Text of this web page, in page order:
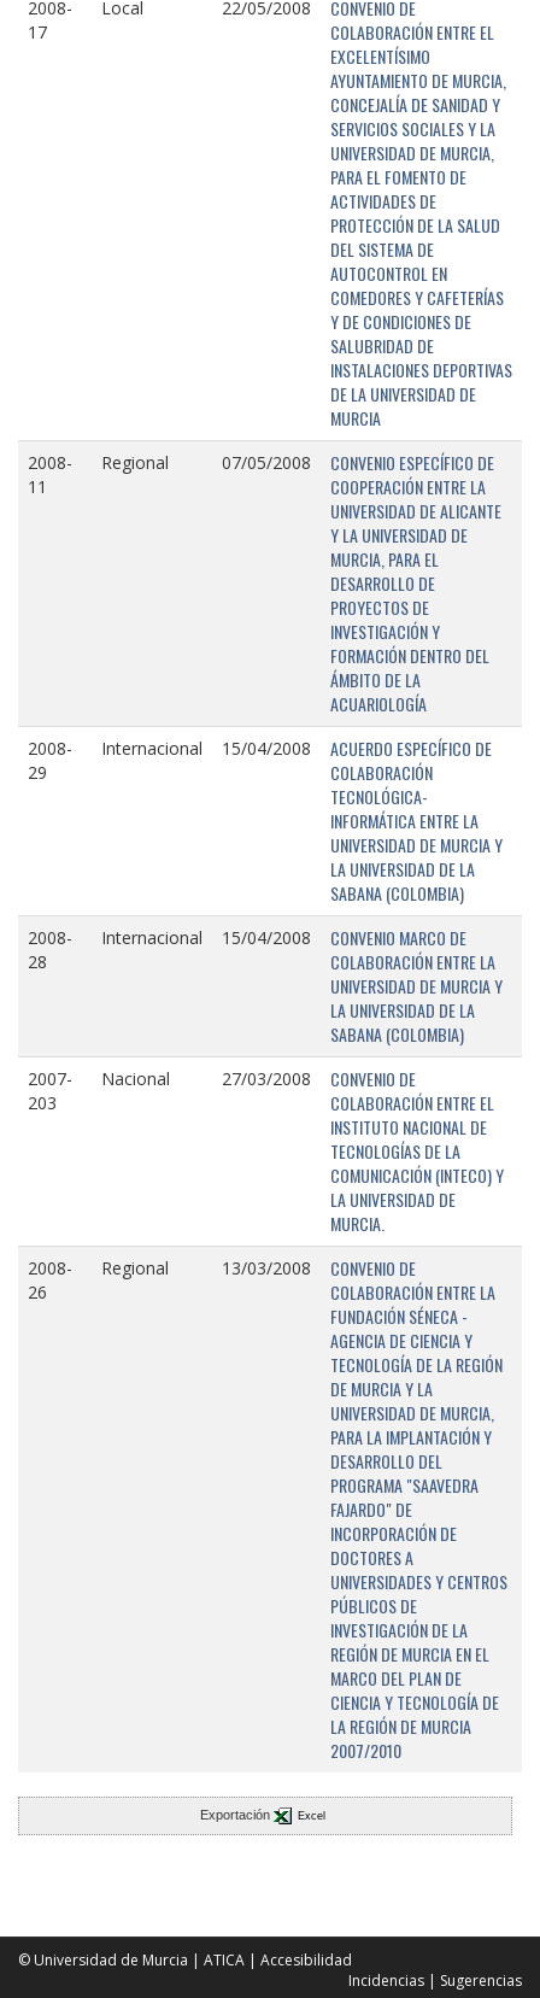
2008-
17
Local 22/05/2008
CONVENIO DE
COLABORACIÓN ENTRE EL
EXCELENTÍSIMO
AYUNTAMIENTO DE MURCIA,
CONCEJALÍA DE SANIDAD Y
SERVICIOS SOCIALES Y LA
UNIVERSIDAD DE MURCIA,
PARA EL FOMENTO DE
ACTIVIDADES DE
PROTECCIÓN DE LA SALUD
DEL SISTEMA DE
AUTOCONTROL EN
COMEDORES Y CAFETERÍAS
Y DE CONDICIONES DE
SALUBRIDAD DE
INSTALACIONES DEPORTIVAS
DE LA UNIVERSIDAD DE
MURCIA
2008-
11
Regional 07/05/2008
CONVENIO ESPECÍFICO DE
COOPERACIÓN ENTRE LA
UNIVERSIDAD DE ALICANTE
Y LA UNIVERSIDAD DE
MURCIA, PARA EL
DESARROLLO DE
PROYECTOS DE
INVESTIGACIÓN Y
FORMACIÓN DENTRO DEL
ÁMBITO DE LA
ACUARIOLOGÍA
2008-
29
Internacional 15/04/2008
ACUERDO ESPECÍFICO DE
COLABORACIÓN
TECNOLÓGICA-
INFORMÁTICA ENTRE LA
UNIVERSIDAD DE MURCIA Y
LA UNIVERSIDAD DE LA
SABANA (COLOMBIA)
2008-
28
Internacional 15/04/2008
CONVENIO MARCO DE
COLABORACIÓN ENTRE LA
UNIVERSIDAD DE MURCIA Y
LA UNIVERSIDAD DE LA
SABANA (COLOMBIA)
2007-
203
Nacional 27/03/2008
CONVENIO DE
COLABORACIÓN ENTRE EL
INSTITUTO NACIONAL DE
TECNOLOGÍAS DE LA
COMUNICACIÓN (INTECO) Y
LA UNIVERSIDAD DE
MURCIA.
2008-
26
Regional 13/03/2008
CONVENIO DE
COLABORACIÓN ENTRE LA
FUNDACIÓN SÉNECA -
AGENCIA DE CIENCIA Y
TECNOLOGÍA DE LA REGIÓN
DE MURCIA Y LA
UNIVERSIDAD DE MURCIA,
PARA LA IMPLANTACIÓN Y
DESARROLLO DEL
PROGRAMA "SAAVEDRA
FAJARDO" DE
INCORPORACIÓN DE
DOCTORES A
UNIVERSIDADES Y CENTROS
PÚBLICOS DE
INVESTIGACIÓN DE LA
REGIÓN DE MURCIA EN EL
MARCO DEL PLAN DE
CIENCIA Y TECNOLOGÍA DE
LA REGIÓN DE MURCIA
2007/2010
Exportación Excel
© Universidad de Murcia | ATICA | Accesibilidad
Incidencias | Sugerencias